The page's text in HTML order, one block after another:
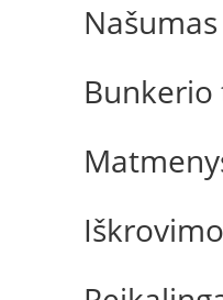
Bunkerio